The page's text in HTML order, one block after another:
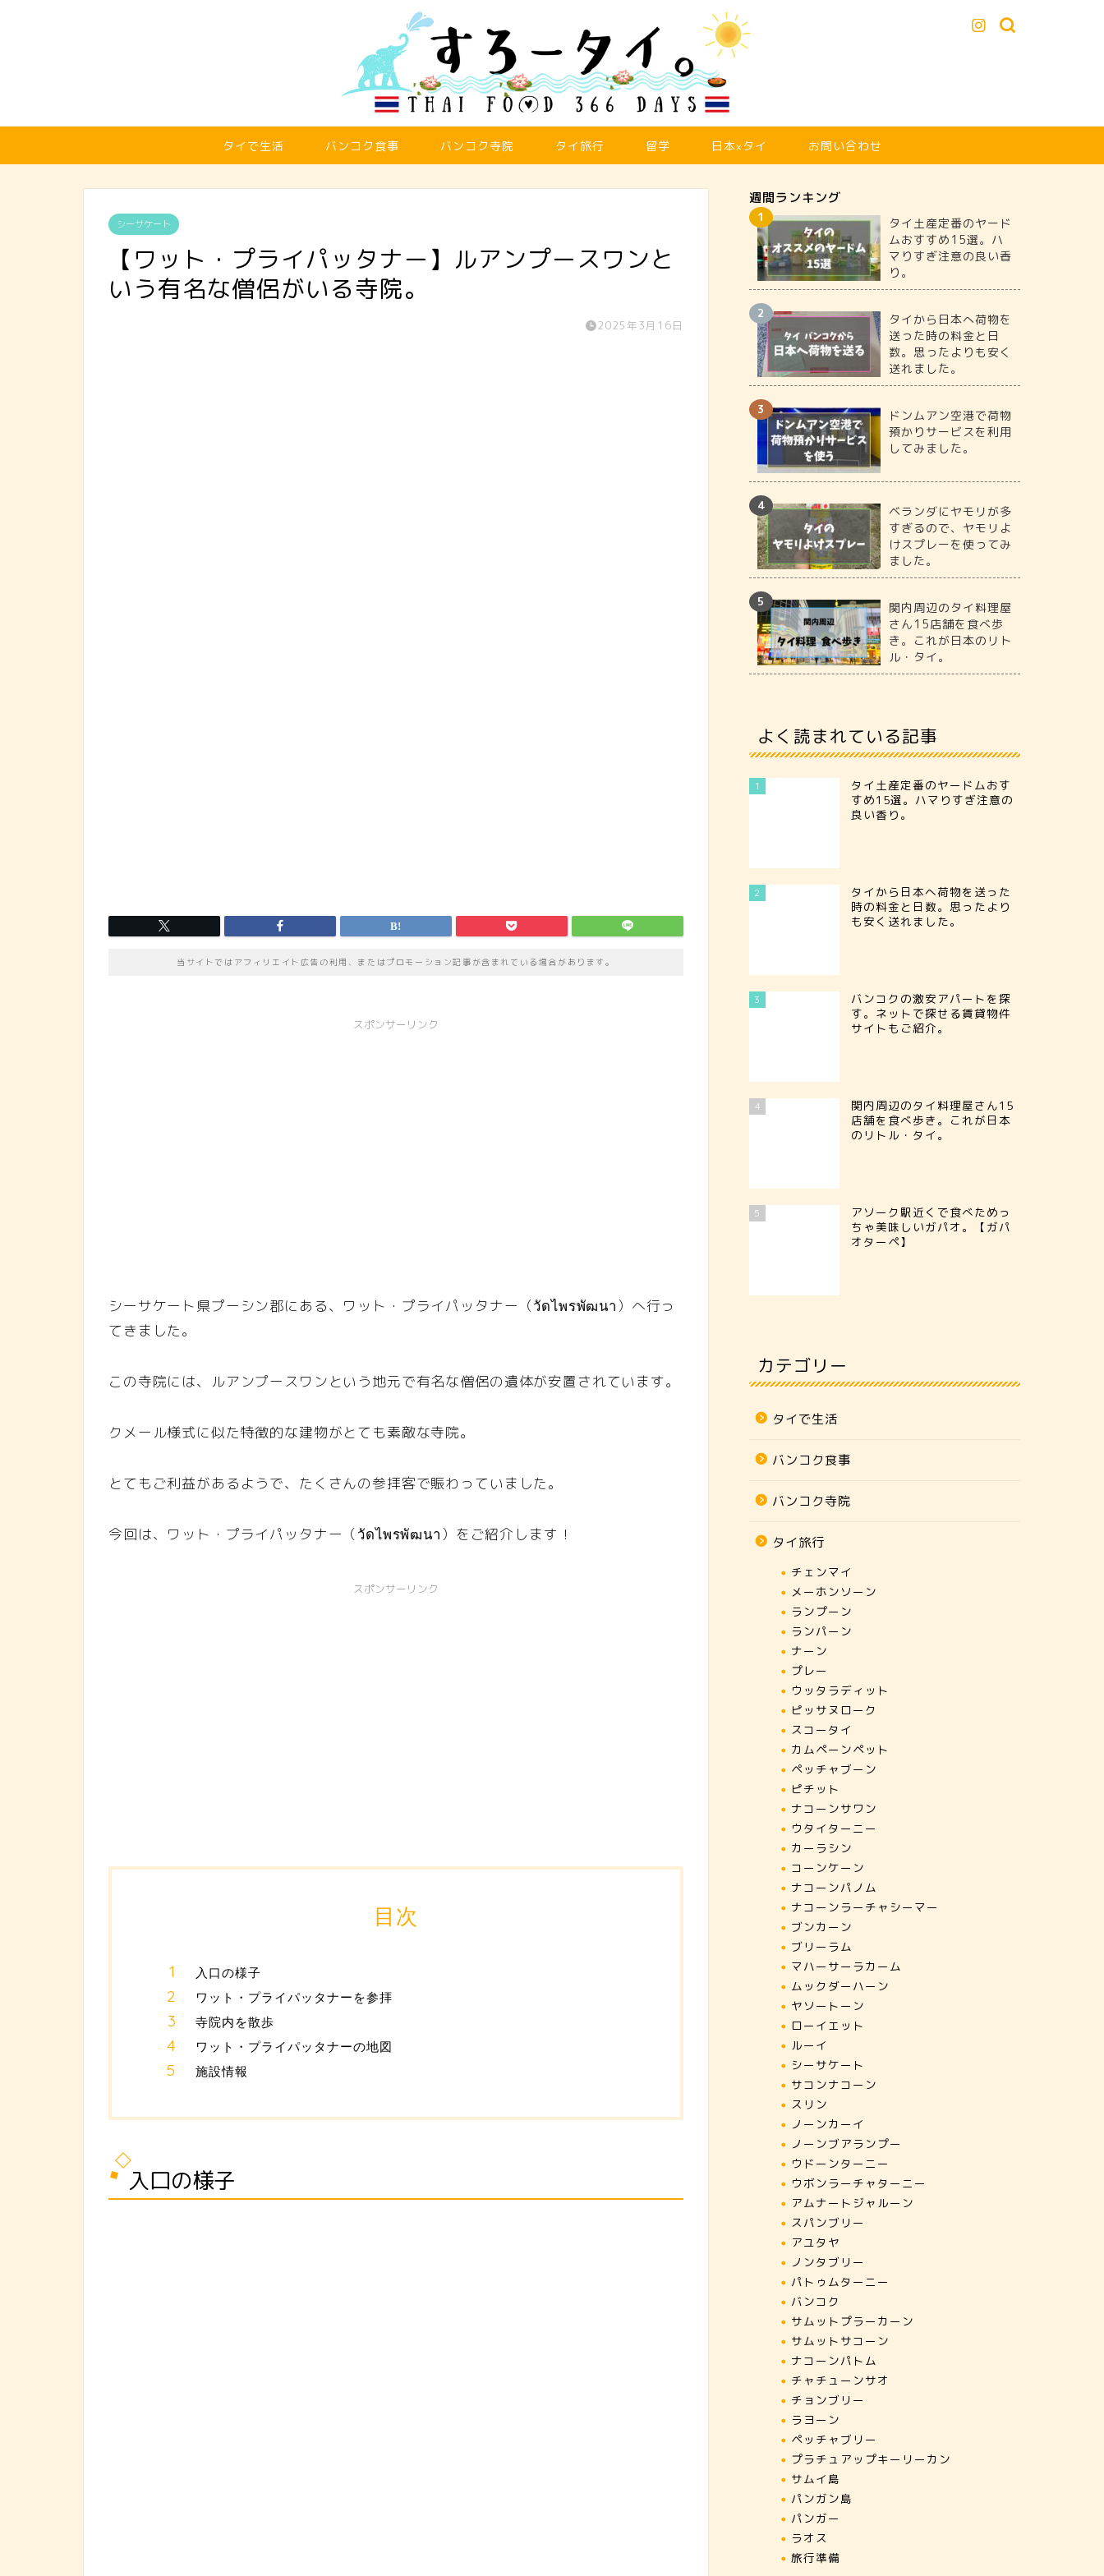
タイで生活 バンコク食事 バンコク寺院 タイ旅行 留学 日本xタイ お問い合わせ
シーサケート
【ワット・プライパッタナー】ルアンプースワンと
いう有名な僧侶がいる寺院。
2025年3月16日
当サイトではアフィリエイト広告の利用、またはプロモーション記事が含まれている場合があります。
スポンサーリンク
シーサケート県プーシン郡にある、ワット・プライパッタナー（วัดไพรพัฒนา）へ行っ
てきました。
この寺院には、ルアンプースワンという地元で有名な僧侶の遺体が安置されています。
クメール様式に似た特徴的な建物がとても素敵な寺院。
とてもご利益があるようで、たくさんの参拝客で賑わっていました。
今回は、ワット・プライパッタナー（วัดไพรพัฒนา）をご紹介します！
スポンサーリンク
目次
入口の様子
ワット・プライパッタナーを参拝
寺院内を散歩
ワット・プライパッタナーの地図
施設情報
入口の様子
週間ランキング
タイ土産定番のヤード
ムおすすめ15選。ハ
マりすぎ注意の良い香
り。
タイから日本へ荷物を
送った時の料金と日
数。思ったよりも安く
送れました。
ドンムアン空港で荷物
預かりサービスを利用
してみました。
ベランダにヤモリが多
すぎるので、ヤモリよ
けスプレーを使ってみ
ました。
関内周辺のタイ料理屋
さん15店舗を食べ歩
き。これが日本のリト
ル・タイ。
よく読まれている記事
1
タイ土産定番のヤードムおす
すめ15選。ハマりすぎ注意の
良い香り。
2
タイから日本へ荷物を送った
時の料金と日数。思ったより
も安く送れました。
3
バンコクの激安アパートを探
す。ネットで探せる賃貸物件
サイトもご紹介。
4
関内周辺のタイ料理屋さん15
店舗を食べ歩き。これが日本
のリトル・タイ。
5
アソーク駅近くで食べためっ
ちゃ美味しいガパオ。【ガパ
オターペ】
カテゴリー
タイで生活
バンコク食事
バンコク寺院
タイ旅行
チェンマイ
メーホンソーン
ランプーン
ランパーン
ナーン
プレー
ウッタラディット
ピッサヌローク
スコータイ
カムペーンペット
ペッチャブーン
ピチット
ナコーンサワン
ウタイターニー
カーラシン
コーンケーン
ナコーンパノム
ナコーンラーチャシーマー
ブンカーン
ブリーラム
マハーサーラカーム
ムックダーハーン
ヤソートーン
ローイエット
ルーイ
シーサケート
サコンナコーン
スリン
ノーンカーイ
ノーンブアランプー
ウドーンターニー
ウボンラーチャターニー
アムナートジャルーン
スパンブリー
アユタヤ
ノンタブリー
パトゥムターニー
バンコク
サムットプラーカーン
サムットサコーン
ナコーンパトム
チャチューンサオ
チョンブリー
ラヨーン
ペッチャブリー
プラチュアップキーリーカン
サムイ島
パンガン島
パンガー
ラオス
旅行準備